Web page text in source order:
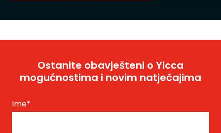
Ostanite obavješteni o Yicca
mogućnostima i novim natječajima
Ime*